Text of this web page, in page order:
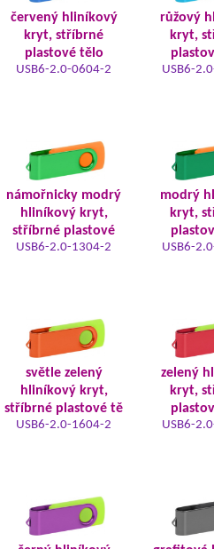
červený hliníkový
kryt, stříbrné
plastové tělo
USB6-2.0-0604-2
růžový
kryt,
USB6-
námořnicky modrý
hliníkový kryt,
stříbrné plastové
USB6-2.0-1304-2
modrý
kryt,
USB6-
světle zelený
hliníkový kryt,
stříbrné plastové tě
USB6-2.0-1604-2
zelený
kryt,
USB6-